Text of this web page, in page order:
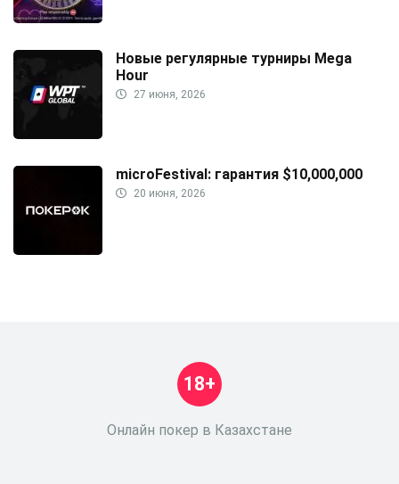
Новые регулярные турниры Mega
Hour
27 июня, 2026
microFestival: гарантия $10,000,000
20 июня, 2026
Онлайн покер в Казахстане
18+